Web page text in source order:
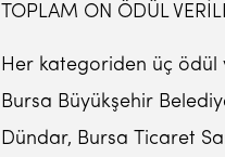
TOPLAM ON ÖDÜL
Her kategoriden üç ödül
Bursa Büyükşehir
Dündar, Bursa Ticaret